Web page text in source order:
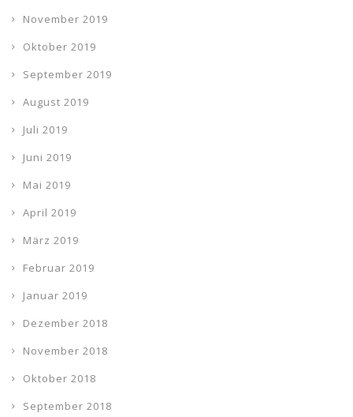
November 2019
Oktober 2019
September 2019
August 2019
Juli 2019
Juni 2019
Mai 2019
April 2019
März 2019
Februar 2019
Januar 2019
Dezember 2018
November 2018
Oktober 2018
September 2018